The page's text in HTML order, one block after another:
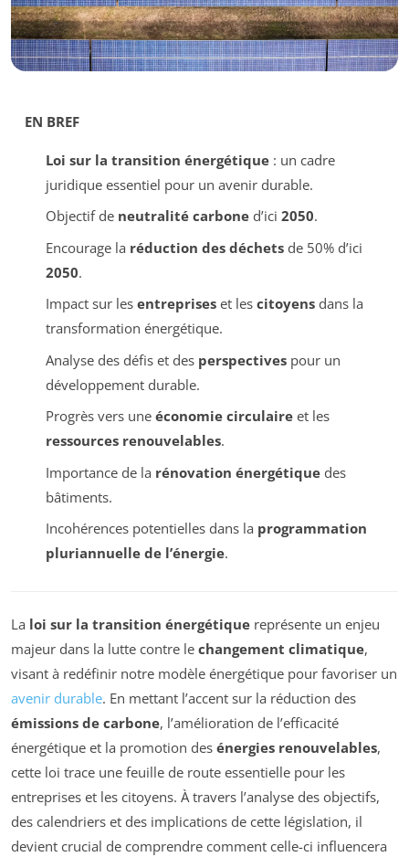
EN BREF
Loi sur la transition énergétique: un cadre
juridique essentiel pour un avenir durable.
Objectif de neutralité carboned’ici 2050.
Encourage la réduction des déchetsde 50% d’ici
2050.
Impact sur les entrepriseset les citoyensdans la
transformation énergétique.
Analyse des défis et des perspectivespour un
développement durable.
Progrès vers une économie circulaireet les
ressources renouvelables.
Importance de la rénovation énergétiquedes
bâtiments.
Incohérences potentielles dans la programmation
pluriannuelle de l’énergie.
La loi sur la transition énergétique représente un enjeu
majeur dans la lutte contre le changement climatique,
visant à redéfinir notre modèle énergétique pour favoriser un
avenir durable. En mettant l’accent sur la réduction des
émissions de carbone, l’amélioration de l’efficacité
énergétique et la promotion des énergies renouvelables,
cette loi trace une feuille de route essentielle pour les
entreprises et les citoyens. À travers l’analyse des objectifs,
des calendriers et des implications de cette législation, il
devient crucial de comprendre comment celle-ci influencera